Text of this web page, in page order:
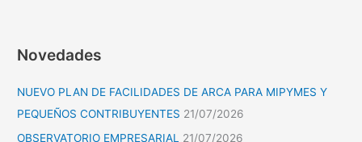
Novedades
NUEVO PLAN DE FACILIDADES DE ARCA PARA MIPYMES Y
PEQUEÑOS CONTRIBUYENTES 21/07/2026
OBSERVATORIO EMPRESARIAL 21/07/2026